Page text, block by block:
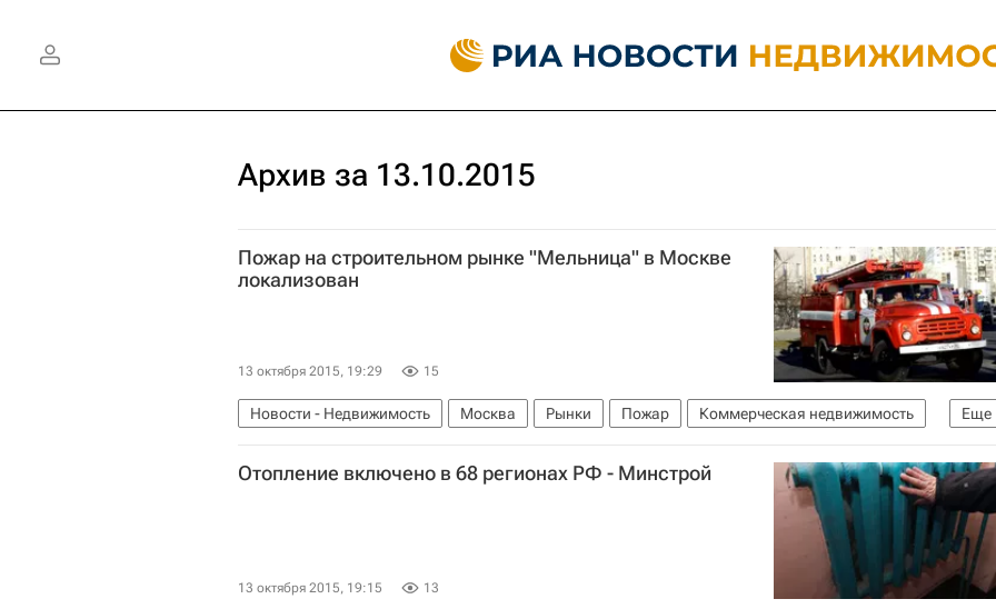
Архив за 13.10.2015
Пожар на строительном рынке "Мельница" в Москве
локализован
13 октября 2015, 19:29 15
Еще
Новости - Недвижимость Москва Рынки Пожар
Коммерческая недвижимость
Россия
Отопление включено в 68 регионах РФ - Минстрой
13 октября 2015, 19:15 13